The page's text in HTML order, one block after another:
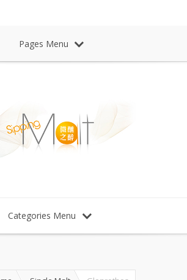
Pages Menu
Categories Menu